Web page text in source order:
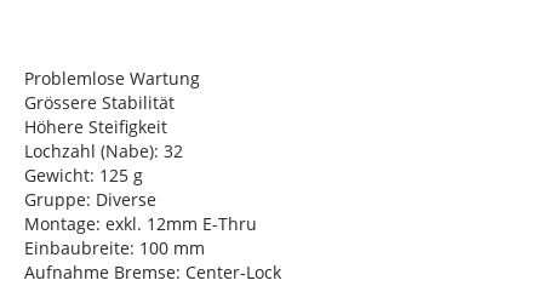
Problemlose Wartung
Grössere Stabilität
Höhere Steifigkeit
Lochzahl (Nabe): 32
Gewicht: 125 g
Gruppe: Diverse
Montage: exkl. 12mm E-Thru
Einbaubreite: 100 mm
Aufnahme Bremse: Center-Lock